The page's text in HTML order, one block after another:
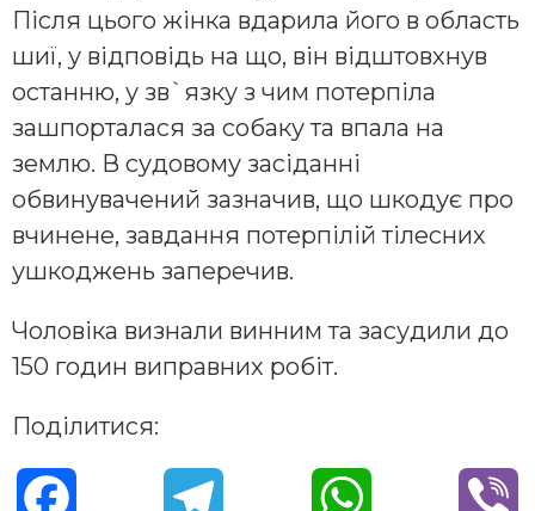
Після цього жінка вдарила його в область
шиї, у відповідь на що, він відштовхнув
останню, у зв`язку з чим потерпіла
зашпорталася за собаку та впала на
землю. В судовому засіданні
обвинувачений зазначив, що шкодує про
вчинене, завдання потерпілій тілесних
ушкоджень заперечив.
Чоловіка визнали винним та засудили до
150 годин виправних робіт.
Поділитися: